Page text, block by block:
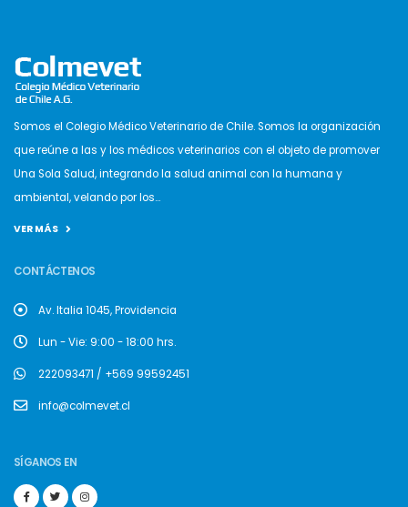
Somos el Colegio Médico Veterinario de Chile. Somos la organización
que reúne a las y los médicos veterinarios con el objeto de promover
Una Sola Salud, integrando la salud animal con la humana y
ambiental, velando por los...
VER MÁS
CONTÁCTENOS
Av. Italia 1045, Providencia
Lun - Vie: 9:00 - 18:00 hrs.
222093471 / +569 99592451
info@colmevet.cl
SÍGANOS EN